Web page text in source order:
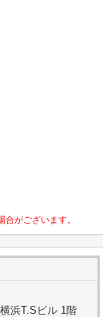
がございます。
浜T.Sビル 1階